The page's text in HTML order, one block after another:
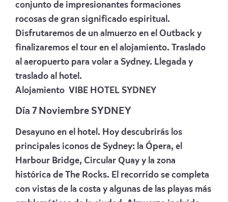
conjunto de impresionantes formaciones
rocosas de gran significado espiritual.
Disfrutaremos de un almuerzo en el Outback y
finalizaremos el tour en el alojamiento. Traslado
al aeropuerto para volar a Sydney. Llegada y
traslado al hotel.
Alojamiento VIBE HOTEL SYDNEY
Día 7 Noviembre SYDNEY
Desayuno en el hotel. Hoy descubrirás los
principales iconos de Sydney: la Ópera, el
Harbour Bridge, Circular Quay y la zona
histórica de The Rocks. El recorrido se completa
con vistas de la costa y algunas de las playas más